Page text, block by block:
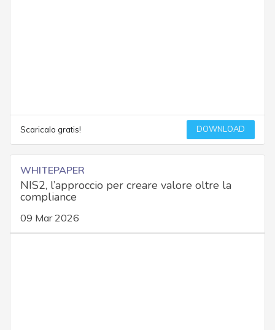
Scaricalo gratis! DOWNLOAD
WHITEPAPER
NIS2, l’approccio per creare valore oltre la
compliance
09 Mar 2026